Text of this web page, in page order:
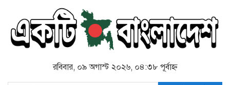
রবিবার, ০৯ অগাস্ট ২০২৬, ০৪:৩৮ পূর্বাহ্ন